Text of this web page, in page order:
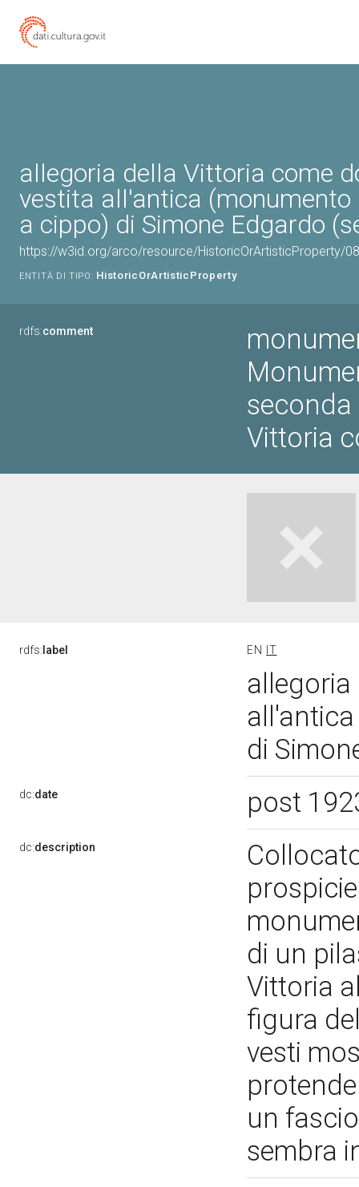
allegoria della Vittoria come
vestita all'antica (monumento
a cippo) di Simone Edgardo
https://w3id.org/arco/resource/HistoricOrArtisticProperty/
ENTITÀ DI TIPO: HistoricOrArtisticProperty
rdfs:comment
seconda
Vittoria
rdfs: label EN IT
di
dc:date post
dc:description
di un
Vittoria
figura
vesti
un
sembra